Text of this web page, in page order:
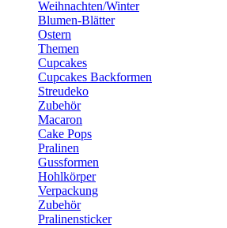
Weihnachten/Winter
Blumen-Blätter
Ostern
Themen
Cupcakes
Cupcakes Backformen
Streudeko
Zubehör
Macaron
Cake Pops
Pralinen
Gussformen
Hohlkörper
Verpackung
Zubehör
Pralinensticker